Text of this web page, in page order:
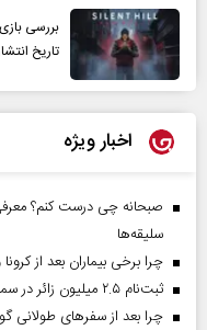
تاریخ
اخبار ویژه
سلیقه‌ها
چرا برخی بیماران بعد از کرونا
ثبت‌نام ۲.۵ میلیون زائر در سماح | عبور ۱.۷ میلیون نفر از مرز‌های اربعین
چرا بعد از سفرهای طولانی